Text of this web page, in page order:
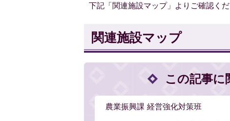
下記「関連施設マップ」よりご確認く
関連施設マップ
この記事に
農業振興課 経営強化対策班